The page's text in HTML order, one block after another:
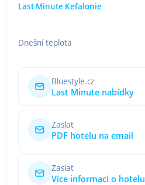
Last Minute Kefalonie
Dnešní teplota
Bluestyle.cz
Last Minute nabídky
Zaslat
PDF hotelu na email
Zaslat
Více informací o hotelu